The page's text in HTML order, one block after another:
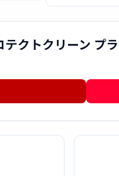
クトクリーン プ